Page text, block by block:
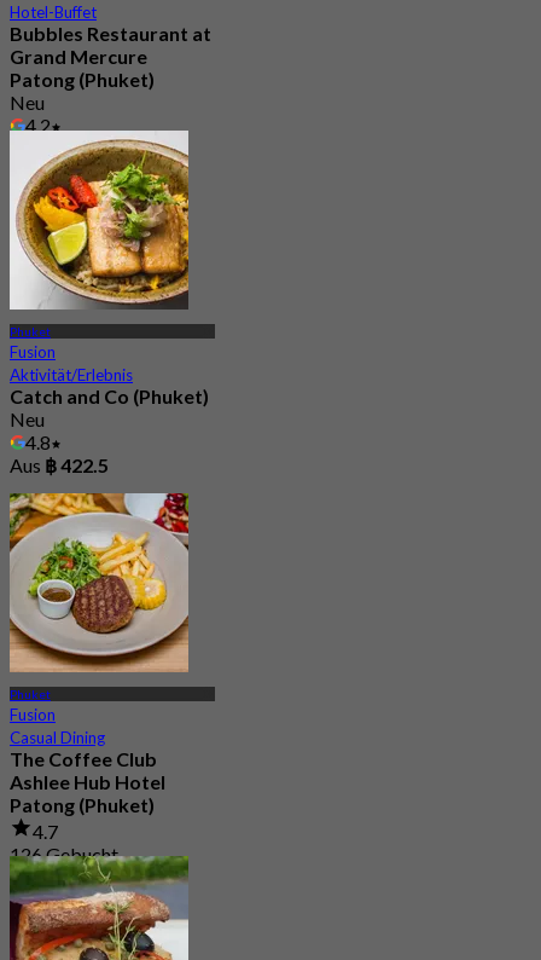
Hotel-Buffet
Bubbles Restaurant at
Grand Mercure
Patong (Phuket)
Neu
4.2
฿ 596.66
Phuket
Fusion
Aktivität/Erlebnis
Catch and Co (Phuket)
Neu
4.8
Aus ฿ 422.5
Phuket
Fusion
Casual Dining
The Coffee Club
Ashlee Hub Hotel
Patong (Phuket)
4.7
126 Gebucht
Aus฿ 422.5